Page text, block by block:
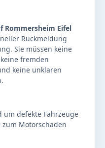
Rommersheim Eifel
Rückmeldung
Sie müssen keine
fremden
keine unklaren
defekte Fahrzeuge
zum Motorschaden